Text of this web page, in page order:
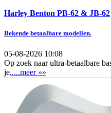
Harley Benton PB-62 & JB-62
Bekende betaalbare modellen.
05-08-2026 10:08
Op zoek naar ultra-betaalbare
je.....meer »»